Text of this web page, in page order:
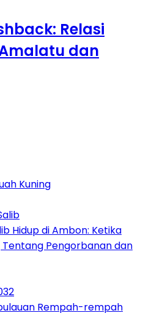
Relasi
dan
Kuning
Hidup di Ambon: Ketika
Tentang Pengorbanan dan
Rempah-rempah